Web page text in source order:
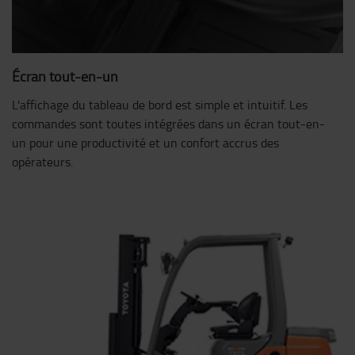
Écran tout-en-un
L'affichage du tableau de bord est simple et intuitif. Les
commandes sont toutes intégrées dans un écran tout-en-
un pour une productivité et un confort accrus des
opérateurs.